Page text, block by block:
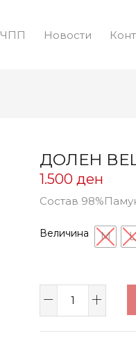
ЧПП Новости
ДОЛЕН
1.500 ден
Состав
Величина M L
9230